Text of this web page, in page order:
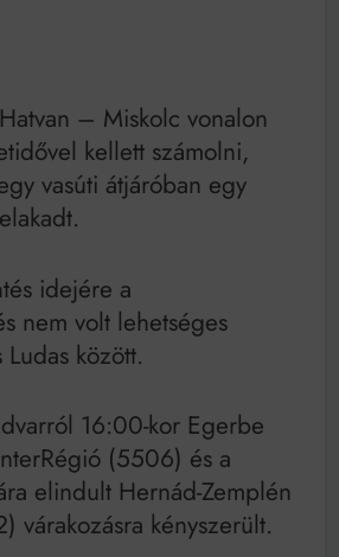
bevált technológia akkor
– Miskolc vonalon
kellett számolni,
vasúti átjáróban egy
idejére a
nem volt lehetséges
között.
16:00-kor Egerbe
(5506) és a
elindult Hernád-Zemplén
várakozásra kényszerült.